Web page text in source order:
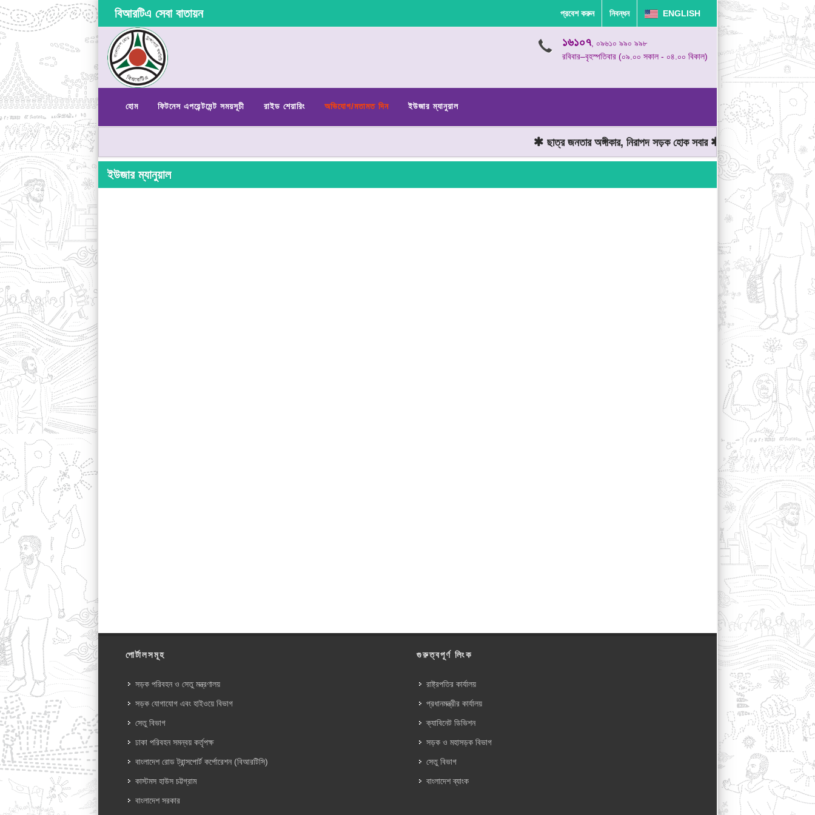
বিআরটিএ সেবা বাতায়ন প্রবেশ করুন নিবন্ধন ENGLISH
১৬১০৭, ০৯৬১০ ৯৯০ ৯৯৮
রবিবার–বৃহস্পতিবার (০৯.০০ সকাল - ০৪.০০ বিকাল)
হোম ফিটনেস এপয়েন্টমেন্ট সময়সূচী রাইড শেয়ারিং অভিযোগ/মতামত দিন ইউজার ম্যানুয়াল
ছাত্র জনতার অঙ্গীকার, নিরাপদ সড়ক হোক সবার মোটরযান চালানোর সময়
ইউজার ম্যানুয়াল
পোর্টালসমূহ
সড়ক পরিবহন ও সেতু মন্ত্রণালয়
সড়ক যোগাযোগ এবং হাইওয়ে বিভাগ
সেতু বিভাগ
ঢাকা পরিবহন সমন্বয় কর্তৃপক্ষ
বাংলাদেশ রোড ট্রান্সপোর্ট কর্পোরেশন (বিআরটিসি)
কাস্টমস হাউস চট্টগ্রাম
বাংলাদেশ সরকার
গুরুত্বপূর্ণ লিংক
রাষ্ট্রপতির কার্যালয়
প্রধানমন্ত্রীর কার্যালয়
ক্যাবিনেট ডিভিশন
সড়ক ও মহাসড়ক বিভাগ
সেতু বিভাগ
বাংলাদেশ ব্যাংক